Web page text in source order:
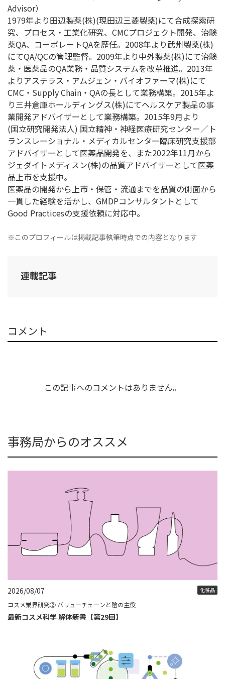
Advisor）
1979年より田辺製薬(株)(現田辺三菱製薬)にて合成探索研
究、プロセス・工業化研究、CMCプロジェクト開発、治験
薬QA、コーポレートQAを歴任。2008年より武州製薬(株)
にてQA/QCの管理監督。2009年より中外製薬(株)にて治験
薬・医薬品のQA業務・品質システムを改革推進。2013年
よりアステラス・アムジェン・バイオファーマ(株)にて
CMC・Supply Chain・QAの長として業務構築。2015年よ
り三井倉庫ホールディングス(株)にてヘルスケア製品の事
業開発アドバイザーとして業務構築。2015年9月より
(国立研究開発法人) 国立精神・神経医療研究センター／ト
ランスレーショナル・メディカルセンター臨床研究支援部
アドバイザーとして医薬品開発を、また2022年11月から
ジェダイトメディスン(株)の品質アドバイザーとして医薬
品上市を支援中。
医薬品の開発から上市・保管・流通までを品質の側面から
一貫した経験を活かし、GMDPコンサルタントとして
Good Practicesの支援依頼に対応中。
※このプロフィールは掲載記事執筆時点での内容となります
連載記事
コメント
この記事へのコメントはありません。
事務局からのオススメ
2026/08/07 化粧品
コスメ業界研究② バリューチェーンと陰の主役
最新コスメ科学 解体新書【第29回】